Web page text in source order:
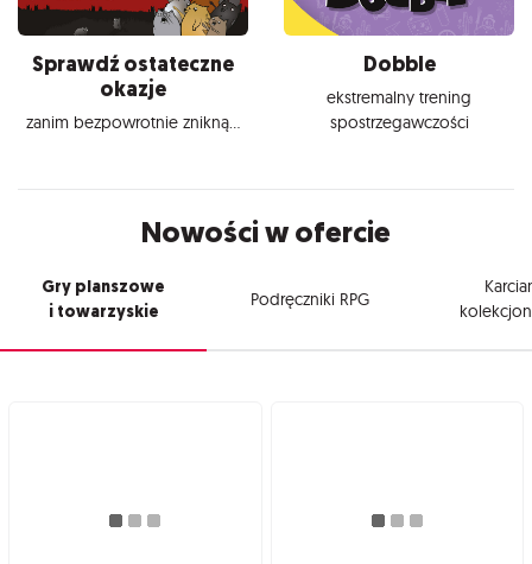
Sprawdź ostateczne
okazje
zanim bezpowrotnie znikną...
Dobble
ekstremalny trening
spostrzegawczości
Nowości w ofercie
Gry planszowe
i towarzyskie
Podręczniki RPG